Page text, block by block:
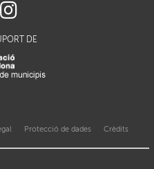
DE
Protecció de dades Crèdits